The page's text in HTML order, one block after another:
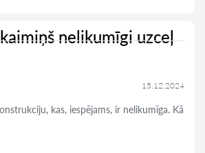
nelikumīgi uzceļ
15.12.2024
kas, iespējams, ir nelikumīga. Kā